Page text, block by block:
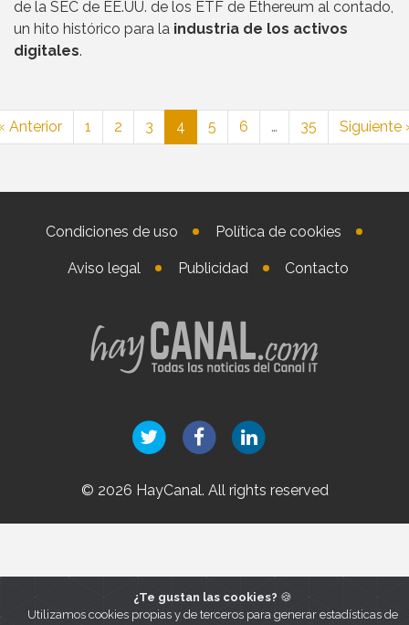
de la SEC de EE.UU. de los ETF de Ethereum al contado,
un hito histórico para la industria de los activos
digitales.
Anterior 1 2 3 4 5 6 … 35 Siguiente
Condiciones de uso Política de cookies
Aviso legal Publicidad Contacto
© 2026 HayCanal. All rights reserved
¿Te gustan las cookies? 🍪
Utilizamos cookies propias y de terceros para generar estadísticas de